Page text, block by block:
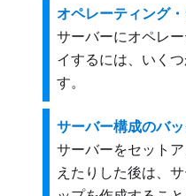
オペレーティング
サーバーにオペレ
イするには、いく
す。
サーバー構成のバ
サーバーをセット
えたりした後は、